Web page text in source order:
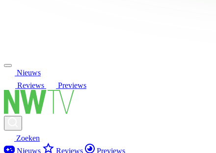
Nieuws
Reviews
Previews
Zoeken
Nieuws
Reviews Previews